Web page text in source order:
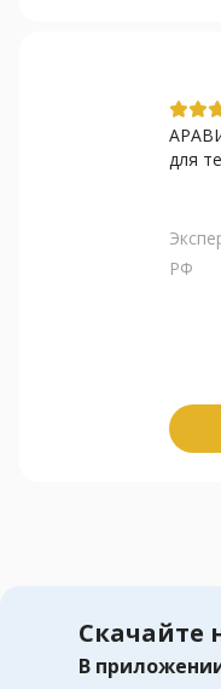
для
РФ
Скачайте
В